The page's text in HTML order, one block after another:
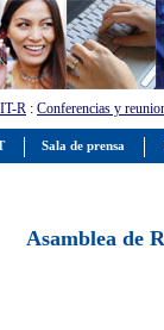
R : Conferencias y
Asamblea de
Sala de prensa